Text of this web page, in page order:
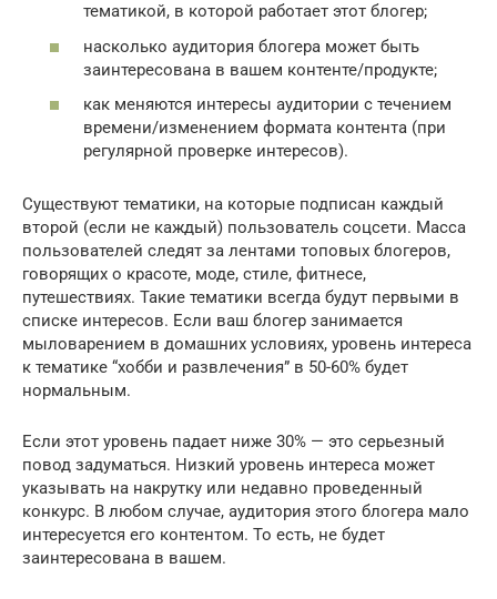
тематикой, в которой работает этот блогер;
насколько аудитория блогера может быть
заинтересована в вашем контенте/продукте;
как меняются интересы аудитории с течением
времени/изменением формата контента (при
регулярной проверке интересов).
Существуют тематики, на которые подписан каждый
второй (если не каждый) пользователь соцсети. Масса
пользователей следят за лентами топовых блогеров,
говорящих о красоте, моде, стиле, фитнесе,
путешествиях. Такие тематики всегда будут первыми в
списке интересов. Если ваш блогер занимается
мыловарением в домашних условиях, уровень интереса
к тематике “хобби и развлечения” в 50-60% будет
нормальным.
Если этот уровень падает ниже 30% — это серьезный
повод задуматься. Низкий уровень интереса может
указывать на накрутку или недавно проведенный
конкурс. В любом случае, аудитория этого блогера мало
интересуется его контентом. То есть, не будет
заинтересована в вашем.